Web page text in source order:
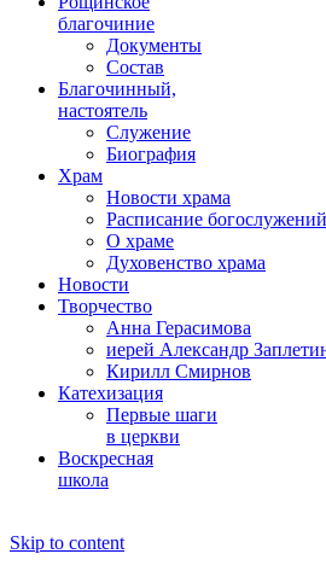
благочиние
Документы
Состав
Благочинный,
настоятель
Служение
Биография
Храм
Новости храма
Расписание богослужений
О храме
Духовенство храма
Новости
Творчество
Анна Герасимова
иерей Александр
Кирилл Смирнов
Катехизация
Первые шаги
в церкви
Воскресная
школа
Skip to content